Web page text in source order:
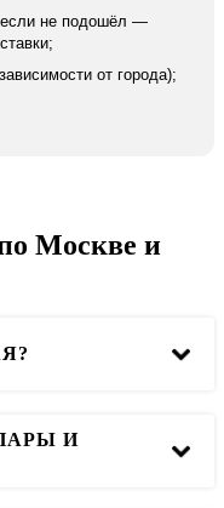
если не подошёл —
от города);
Москве и
свыше 7000р
И